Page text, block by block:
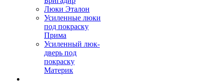
Люки Эталон
Усиленные люки
под покраску
Прима
Усиленный люк-
дверь под
покраску
Материк